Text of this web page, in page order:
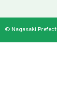
© Nagasaki